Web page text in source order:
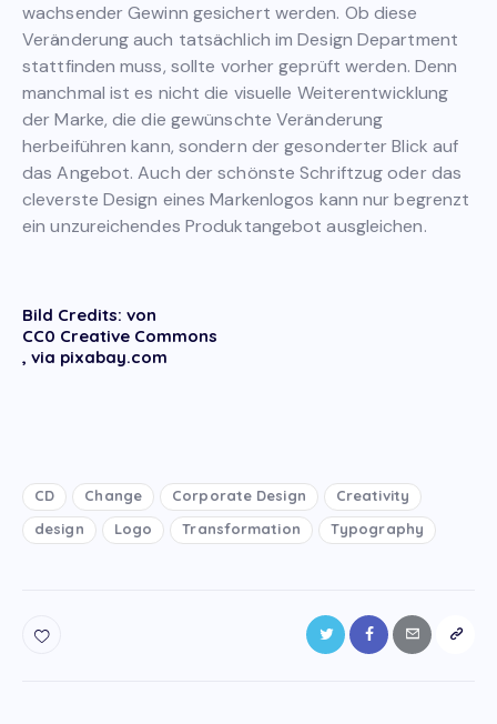
wachsender Gewinn gesichert werden. Ob diese
Veränderung auch tatsächlich im Design Department
stattfinden muss, sollte vorher geprüft werden. Denn
manchmal ist es nicht die visuelle Weiterentwicklung
der Marke, die die gewünschte Veränderung
herbeiführen kann, sondern der gesonderter Blick auf
das Angebot. Auch der schönste Schriftzug oder das
cleverste Design eines Markenlogos kann nur begrenzt
ein unzureichendes Produktangebot ausgleichen.
Bild Credits: von
CC0 Creative Commons
, via pixabay.com
CD Change Corporate Design
Creativity
design
Logo Transformation Typography